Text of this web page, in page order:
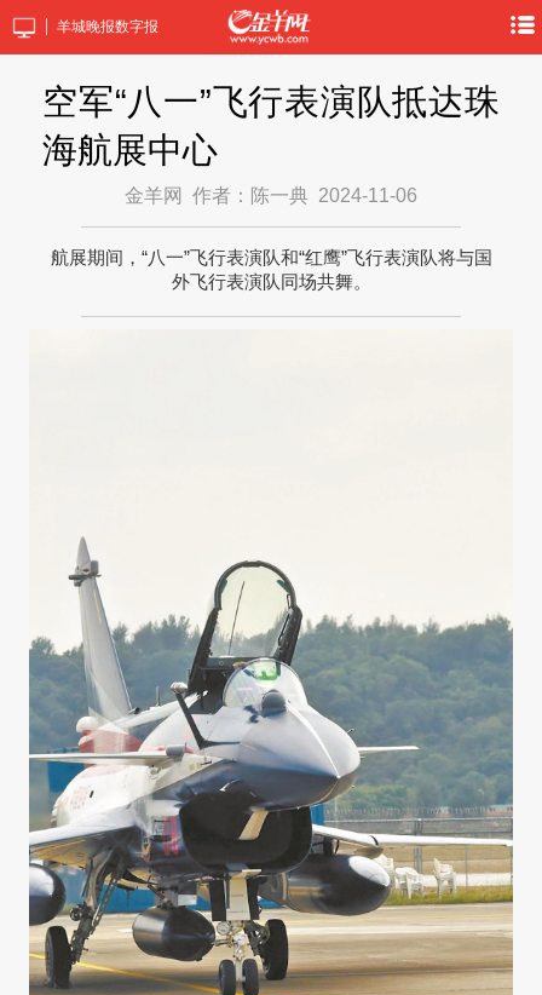
羊城晚报数字报
空军“八一”飞行表演队抵达珠
海航展中心
金羊网 作者：陈一典 2024-11-06
航展期间，“八一”飞行表演队和“红鹰”飞行表演队将与国
外飞行表演队同场共舞。